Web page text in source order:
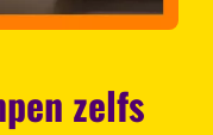
zelfs